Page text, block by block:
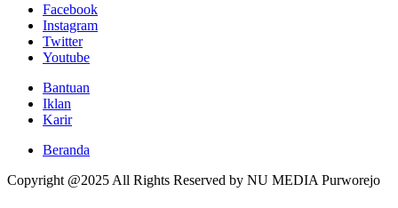
Facebook
Instagram
Twitter
Youtube
Bantuan
Iklan
Karir
Beranda
Copyright @2025 All Rights Reserved by NU MEDIA Purworejo